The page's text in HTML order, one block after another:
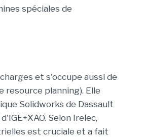
spéciales de
et s'occupe aussi de
planning). Elle
Solidworks de Dassault
Selon Irelec,
est cruciale et a fait